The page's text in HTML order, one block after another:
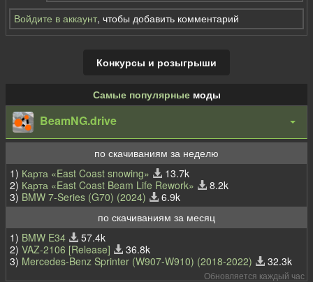
Войдите в аккаунт, чтобы добавить комментарий
Конкурсы и розыгрыши
Самые популярныемоды
BeamNG.drive
по скачиваниям за неделю
1) Карта «East Coast snowing»
13.7k
2) Карта «East Coast Beam Life Rework»
8.2k
3) BMW 7-Series (G70) (2024)
6.9k
по скачиваниям за месяц
1) BMW E34
57.4k
2) VAZ-2106 [Release]
36.8k
3) Mercedes-Benz Sprinter (W907-W910) (2018-2022) 32.3k
Обновляется каждый час